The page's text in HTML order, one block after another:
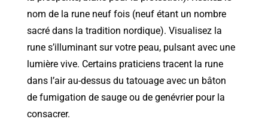
nom de la rune neuf fois (neuf étant un nombre
sacré dans la tradition nordique). Visualisez la
rune s’illuminant sur votre peau, pulsant avec une
lumière vive. Certains praticiens tracent la rune
dans l’air au-dessus du tatouage avec un bâton
de fumigation de sauge ou de genévrier pour la
consacrer.